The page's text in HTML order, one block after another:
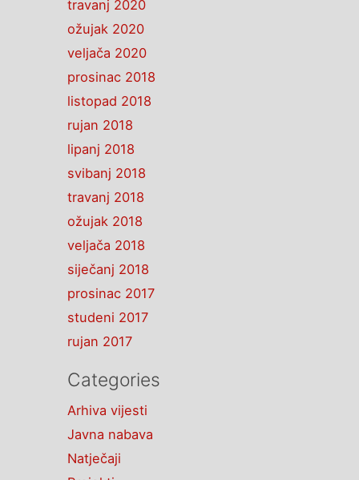
travanj 2020
ožujak 2020
veljača 2020
prosinac 2018
listopad 2018
rujan 2018
lipanj 2018
svibanj 2018
travanj 2018
ožujak 2018
veljača 2018
siječanj 2018
prosinac 2017
studeni 2017
rujan 2017
Categories
Arhiva vijesti
Javna nabava
Natječaji